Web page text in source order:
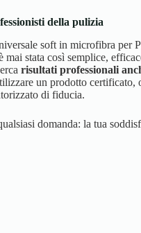
della pulizia
soft in microfibra per
mai stata così semplice,
risultati professionali
un prodotto certificato,
di fiducia.
domanda: la tua